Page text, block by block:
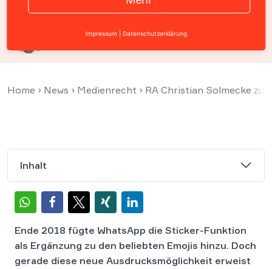
10. Februar 2020
Home › News › Medienrecht › RA Christian Solmecke
Inhalt
Ende 2018 fügte WhatsApp die Sticker-Funktion
als Ergänzung zu den beliebten Emojis hinzu. Doch
gerade diese neue Ausdrucksmöglichkeit erweist
Impressum Datenschutzerklärung